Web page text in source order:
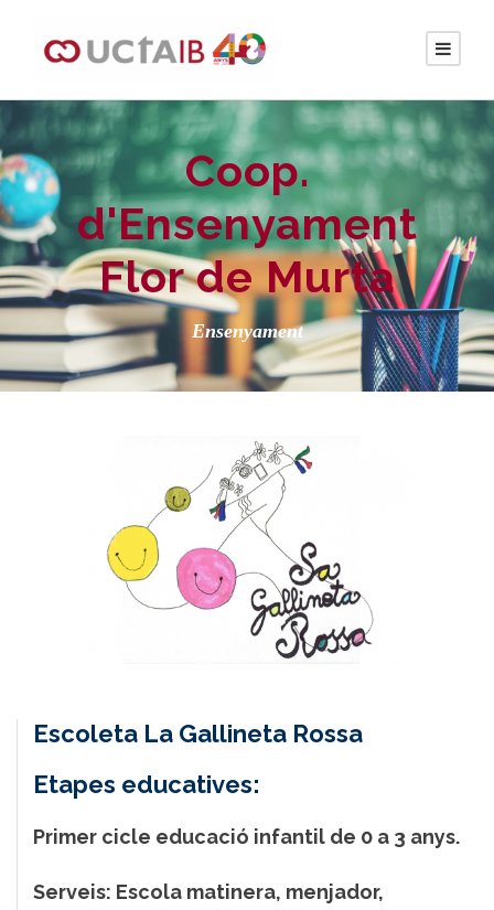
Coop.
d'Ensenyament
Flor de Murta
Ensenyament
Escoleta La Gallineta Rossa
Etapes educatives:
Primer cicle educació infantil de 0 a 3 anys.
Serveis: Escola matinera, menjador,